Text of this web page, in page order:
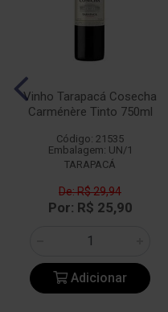
Vinho Tarapacá Cosecha
Carménère Tinto 750ml
Código: 21535
Embalagem: UN/1
TARAPACÁ
De: R$ 29,94
Por: R$ 25,90
Adicionar